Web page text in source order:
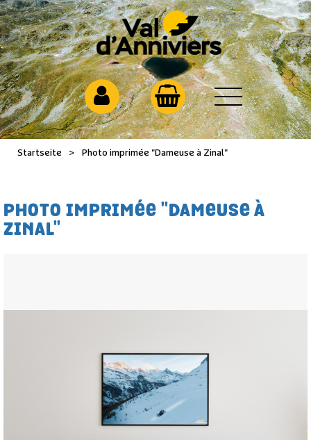
Startseite > Photo imprimée "Dameuse à Zinal"
PHOTO IMPRIMÉE "DAMEUSE À
ZINAL"